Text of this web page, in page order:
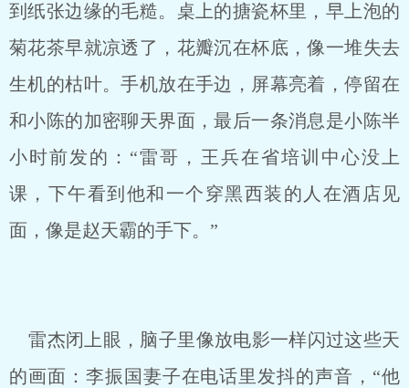
到纸张边缘的毛糙。桌上的搪瓷杯里，早上泡的
菊花茶早就凉透了，花瓣沉在杯底，像一堆失去
生机的枯叶。手机放在手边，屏幕亮着，停留在
和小陈的加密聊天界面，最后一条消息是小陈半
小时前发的：“雷哥，王兵在省培训中心没上
课，下午看到他和一个穿黑西装的人在酒店见
面，像是赵天霸的手下。”
雷杰闭上眼，脑子里像放电影一样闪过这些天
的画面：李振国妻子在电话里发抖的声音，“他